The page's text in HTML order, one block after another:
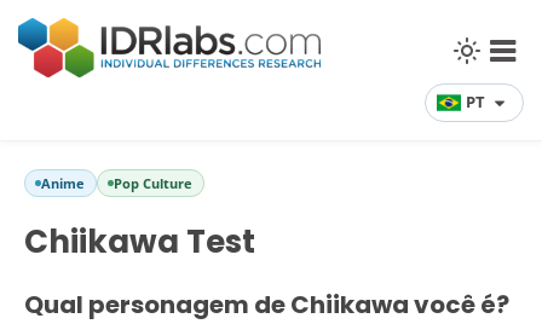
PT
Anime Pop Culture
Chiikawa Test
Qual personagem de Chiikawa você é?